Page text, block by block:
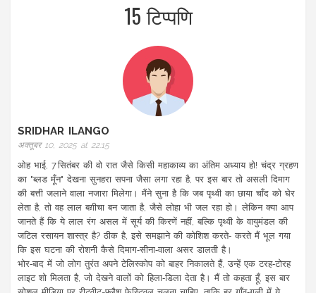
15 टिप्पणि
SRIDHAR ILANGO
अक्तूबर 10, 2025 at 22:15
ओह भाई, 7 सितंबर की वो रात जैसे किसी महाकाव्य का अंतिम अध्याय हो! चंद्र ग्रहण
का "ब्लड मूँन" देखना सुनहरा सपना जैसा लगा रहा है, पर इस बार तो असली दिमाग
की बत्ती जलाने वाला नजारा मिलेगा। मैंने सुना है कि जब पृथ्वी का छाया चाँद को घेर
लेता है, तो वह लाल बग़ीचा बन जाता है, जैसे लोहा भी जल रहा हो। लेकिन क्या आप
जानते हैं कि ये लाल रंग असल में सूर्य की किरणें नहीं, बल्कि पृथ्वी के वायुमंडल की
जटिल रसायन शास्त्र है? ठीक है, इसे समझाने की कोशिश करते‑ करते मैं भूल गया
कि इस घटना की रोशनी कैसे दिमाग‑सीना‑वाला असर डालती है।
भोर‑बाद में जो लोग तुरंत अपने टेलिस्कोप को बाहर निकालते हैं, उन्हें एक टरह‑टोरह
लाइट शो मिलता है, जो देखने वालों को हिला‑डिला देता है। मैं तो कहता हूँ, इस बार